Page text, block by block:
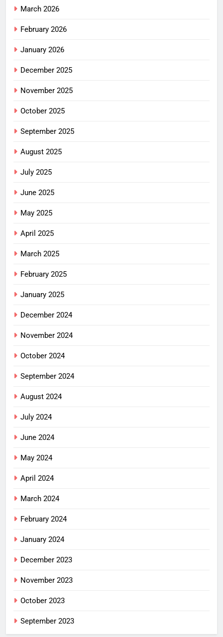
March 2026
February 2026
January 2026
December 2025
November 2025
October 2025
September 2025
August 2025
July 2025
June 2025
May 2025
April 2025
March 2025
February 2025
January 2025
December 2024
November 2024
October 2024
September 2024
August 2024
July 2024
June 2024
May 2024
April 2024
March 2024
February 2024
January 2024
December 2023
November 2023
October 2023
September 2023